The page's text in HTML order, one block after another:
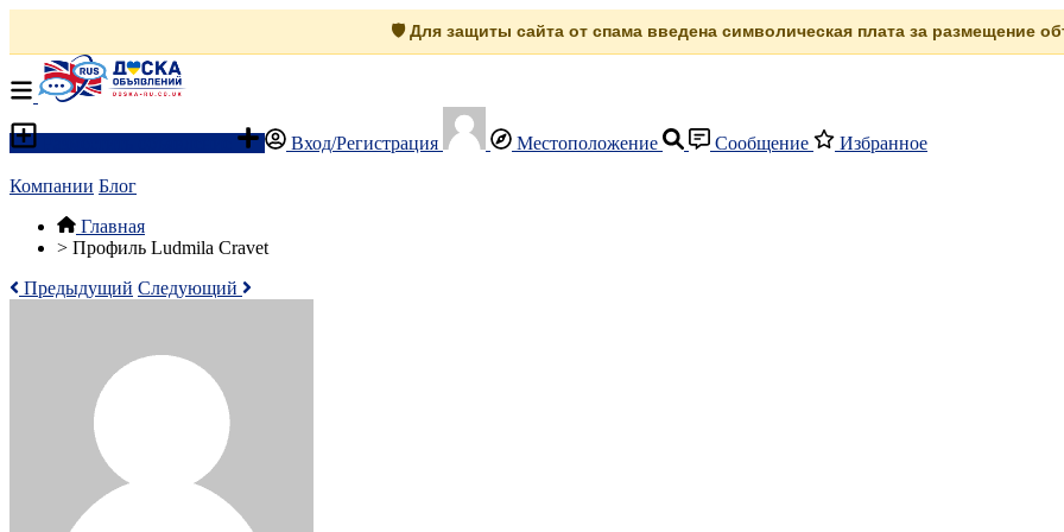
🛡️ Для защиты сайта от спама введена символическая плата за размещение
Вход/Регистрация Местоположение Сообщение Избранное
Компании Блог
Главная
> Профиль Ludmila Cravet
Предыдущий Следующий